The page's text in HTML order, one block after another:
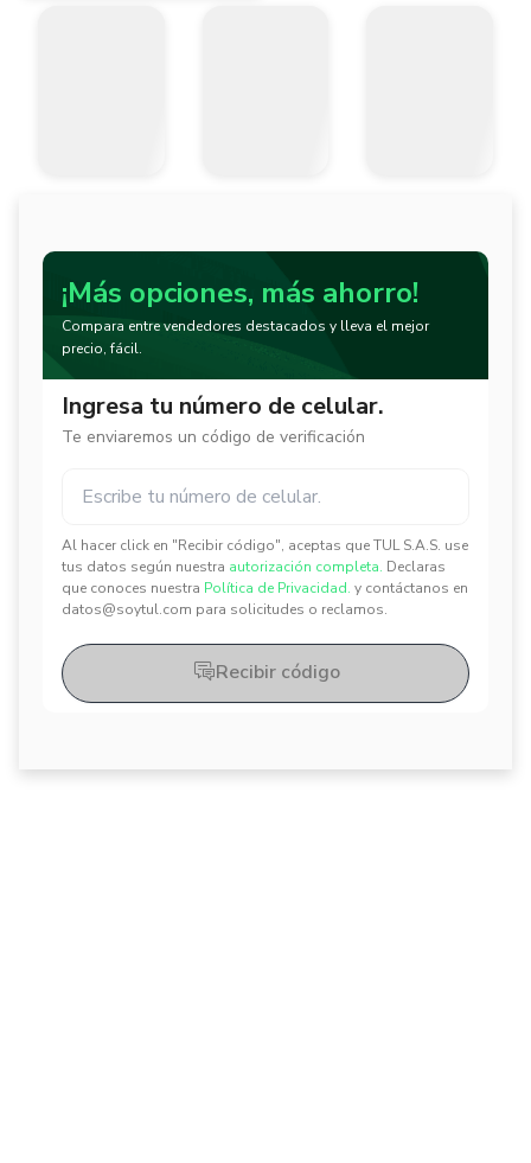
¡Más opciones, más ahorro!
Compara entre vendedores destacados y lleva el mejor
precio, fácil.
Ingresa tu número de celular.
Te enviaremos un código de verificación
Al hacer click en "Recibir código", aceptas que TUL S.A.S. use
tus datos según nuestra autorización completa. Declaras
que conoces nuestra Política de Privacidad. y contáctanos en
datos@soytul.com para solicitudes o reclamos.
Recibir código